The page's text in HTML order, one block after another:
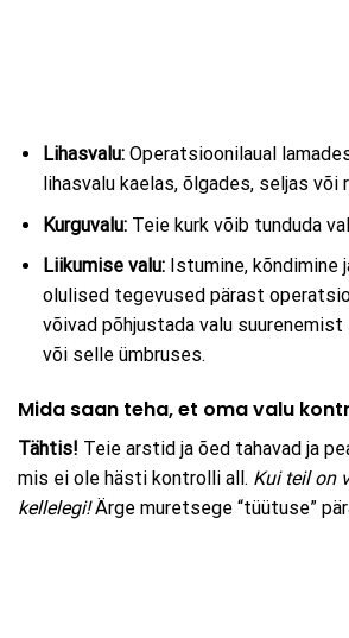
Lihasvalu:Operatsioonilaual
lihasvalu kaelas, õlgades, seljas või
Kurguvalu:Teie kurk võib tunduda
Liikumise valu:Istumine, kõndimine
olulised tegevused pärast
võivad põhjustada valu
või selle ümbruses.
Mida saan teha, et oma valu
Tähtis! Teie arstid ja õed tahavad ja
mis ei ole hästi kontrolli all. Kui teil on
kellelegi!Ärge muretsege “tüütuse”